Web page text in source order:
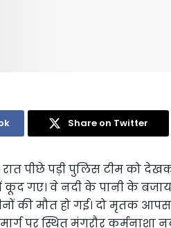
Share on Twitter
रात पीछे पड़ी पुलिस टीम को
कूद गए। वे नदी के पानी के
की मौत हो गई। दो मृतक
पर स्थित मंगरौर कर्मनाशा